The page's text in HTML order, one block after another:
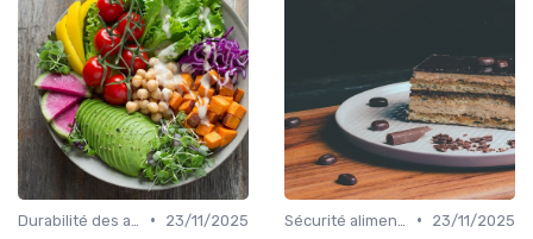
•
23/11/2025
•
23/11/2025